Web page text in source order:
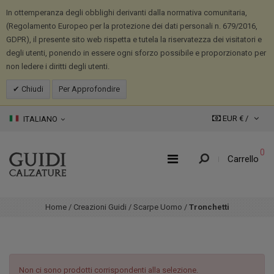
In ottemperanza degli obblighi derivanti dalla normativa comunitaria,
(Regolamento Europeo per la protezione dei dati personali n. 679/2016,
GDPR), il presente sito web rispetta e tutela la riservatezza dei visitatori e
degli utenti, ponendo in essere ogni sforzo possibile e proporzionato per
non ledere i diritti degli utenti.
Chiudi Per Approfondire
ITALIANO EUR € /
Carrello
0
Home / Creazioni Guidi / Scarpe Uomo / Tronchetti
Non ci sono prodotti corrispondenti alla selezione.